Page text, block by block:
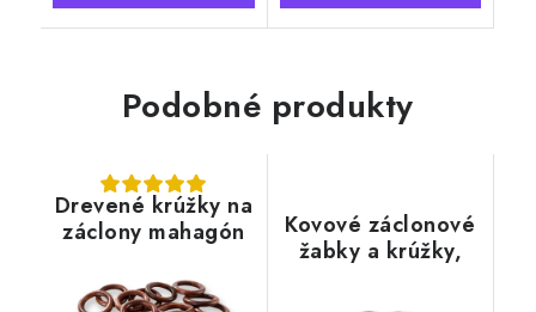
Podobné produkty
Drevené krúžky na
záclony mahagón
Kovové záclonové
žabky a krúžky,